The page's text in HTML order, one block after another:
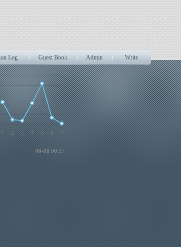
Log Guest Book Admin Write
08-08 06:57